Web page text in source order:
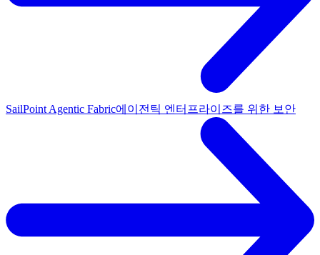
SailPoint Agentic Fabric에이전틱 엔터프라이즈를 위한 보안